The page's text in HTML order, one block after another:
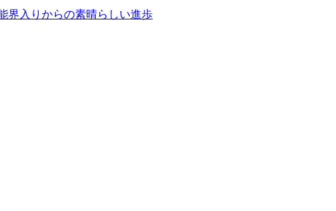
界入りからの素晴らしい進歩